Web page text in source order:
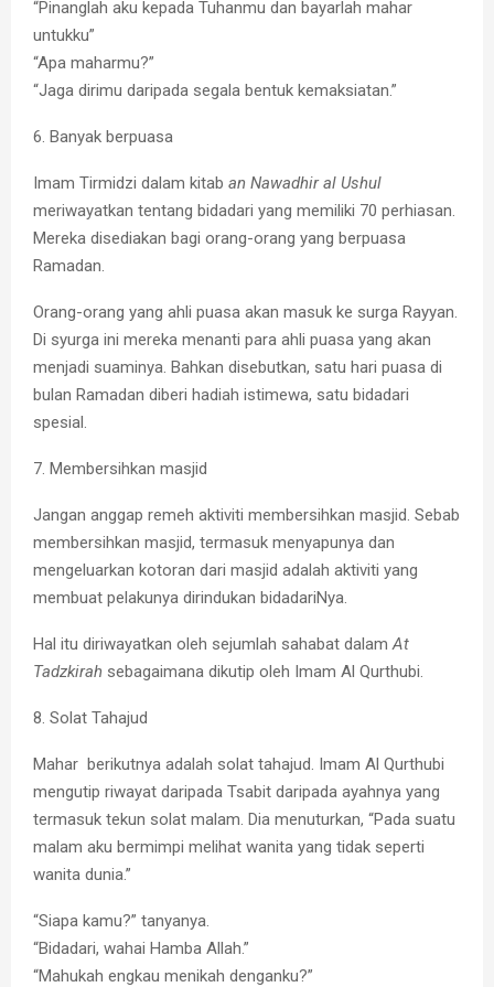
“Pinanglah aku kepada Tuhanmu dan bayarlah mahar
untukku”
“Apa maharmu?”
“Jaga dirimu daripada segala bentuk kemaksiatan.”
6. Banyak berpuasa
Imam Tirmidzi dalam kitab an Nawadhir al Ushul
meriwayatkan tentang bidadari yang memiliki 70 perhiasan.
Mereka disediakan bagi orang-orang yang berpuasa
Ramadan.
Orang-orang yang ahli puasa akan masuk ke surga Rayyan.
Di syurga ini mereka menanti para ahli puasa yang akan
menjadi suaminya. Bahkan disebutkan, satu hari puasa di
bulan Ramadan diberi hadiah istimewa, satu bidadari
spesial.
7. Membersihkan masjid
Jangan anggap remeh aktiviti membersihkan masjid. Sebab
membersihkan masjid, termasuk menyapunya dan
mengeluarkan kotoran dari masjid adalah aktiviti yang
membuat pelakunya dirindukan bidadariNya.
Hal itu diriwayatkan oleh sejumlah sahabat dalam At
Tadzkirah sebagaimana dikutip oleh Imam Al Qurthubi.
8. Solat Tahajud
Mahar berikutnya adalah solat tahajud. Imam Al Qurthubi
mengutip riwayat daripada Tsabit daripada ayahnya yang
termasuk tekun solat malam. Dia menuturkan, “Pada suatu
malam aku bermimpi melihat wanita yang tidak seperti
wanita dunia.”
“Siapa kamu?” tanyanya.
“Bidadari, wahai Hamba Allah.”
“Mahukah engkau menikah denganku?”